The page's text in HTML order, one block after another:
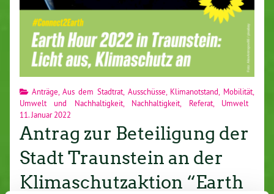
Anträge ,Aus dem Stadtrat, Ausschüsse Klimanotstand
Mobilität,
Umwelt und Nachhaltigkeit, Nachhaltigkeit Referat, Umwelt
11. Januar 2022
Antrag zur Beteiligung der
Stadt Traunstein an der
Klimaschutzaktion “Earth